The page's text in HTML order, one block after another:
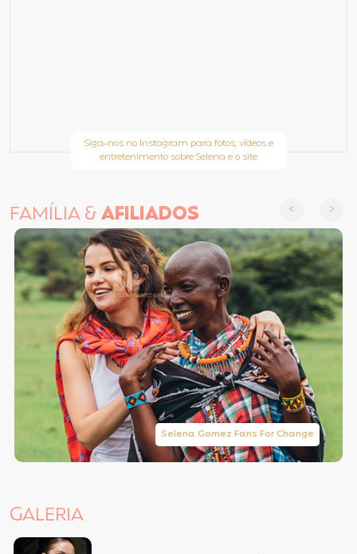
Siga-nos no Instagram para fotos, vídeos e
entretenimento sobre Selena e o site
FAMÍLIA &AFILIADOS
Selena Gomez Fans For Change
GALERIA